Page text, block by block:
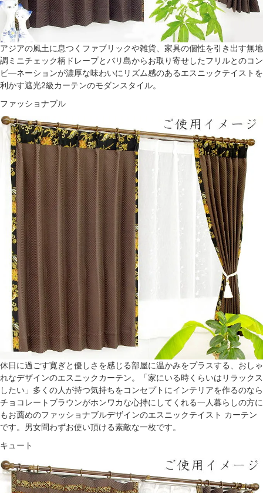
アジアの風土に息つくファブリックや雑貨、家具の個性を引き出す無地
調ミニチェック柄ドレープとバリ島からお取り寄せしたフリルとのコン
ビ―ネーションが濃厚な味わいにリズム感のあるエスニックテイストを
利かす遮光2級カーテンのモダンスタイル。
ファッショナブル
休日に過ごす寛ぎと優しさを感じる部屋に温かみをプラスする、おしゃ
れなデザインのエスニックカーテン。「家にいる時くらいはリラックス
したい」多くの人が持つ気持ちをコンセプトにインテリアを作るのなら
チョコレートブラウンがホンワカな心持にしてくれる一人暮らしの方に
もお薦めのファッショナブルデザインのエスニックテイスト カーテン
です。男女問わずお使い頂ける素敵な一枚です。
キュート